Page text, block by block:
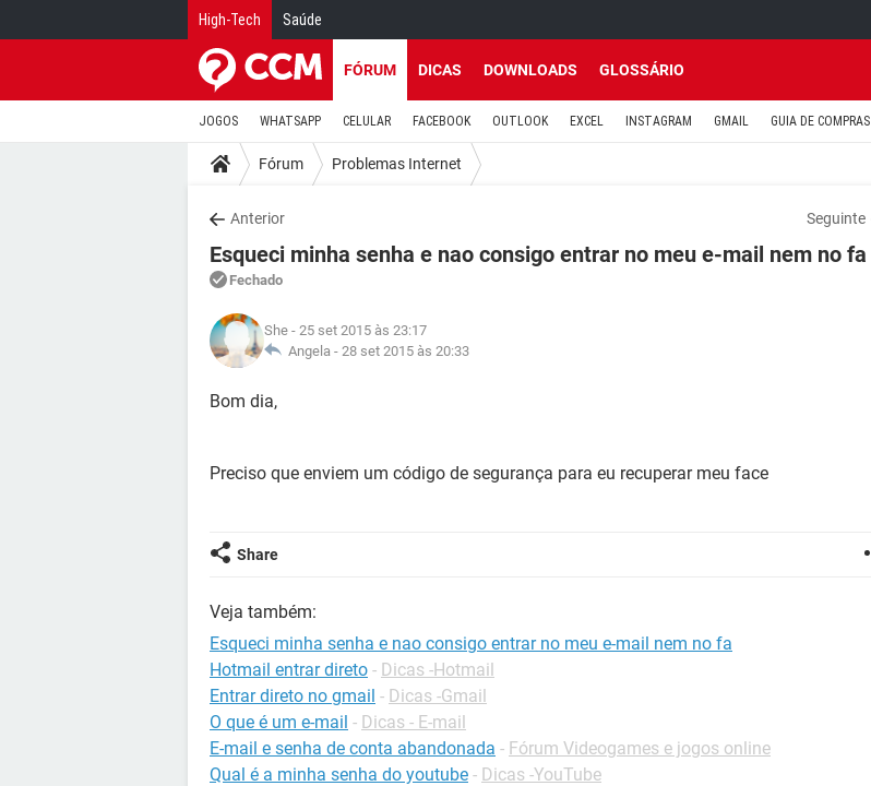
High-Tech Saúde
FÓRUM DICAS DOWNLOADS GLOSSÁRIO
JOGOS WHATSAPP CELULAR FACEBOOK OUTLOOK EXCEL INSTAGRAM GMAIL GUIA DE COMPRAS
Fórum Problemas Internet
Anterior Seguinte
Esqueci minha senha e nao consigo entrar no meu e-mail nem no fa
Fechado
She - 25 set 2015 às 23:17
Angela - 28 set 2015 às 20:33
Bom dia,
Preciso que enviem um código de segurança para eu recuperar meu face
Share
Veja também:
Esqueci minha senha e nao consigo entrar no meu e-mail nem no fa
Hotmail entrar direto - Dicas -Hotmail
Entrar direto no gmail - Dicas -Gmail
O que é um e-mail - Dicas - E-mail
E-mail e senha de conta abandonada - Fórum Videogames e jogos online
Qual é a minha senha do youtube - Dicas -YouTube